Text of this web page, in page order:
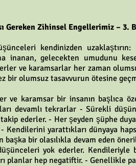
Gereken Zihinsel Engellerimiz – 3.
kendinizden
inanan, gelecekten umudunu
ve karamsarlar her zaman
bir olumsuz tasavvurun ötesine
ve karamsar bir insanın başlıca
devamlı tekrarlar - Sürekli
takip ederler. - Her şeyden şüphe
Kendilerini yarattıkları dünyaya
başka bir olasılıkla devam eden
yok ederler. Kendileriyle
planlar hep negatiftir. - Genellikle